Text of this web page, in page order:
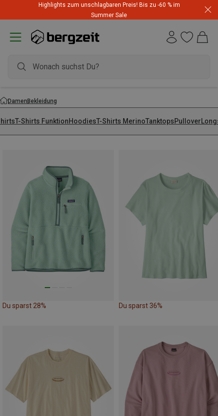
Highlights zum unschlagbaren Preis! Bis zu -60 % im
Summer Sale
DamenBekleidung
T-Shirts FunktionHoodiesT-Shirts MerinoTanktopsPullover
Du sparst 28% Du sparst 36%